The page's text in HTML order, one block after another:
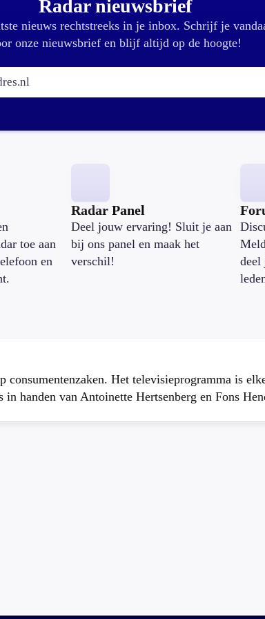
Radar nieuwsbrief
nieuws rechtstreeks in je inbox. Schrijf je
onze nieuwsbrief en blijf altijd op de hoogte!
E-mailadres:
toe aan
en
Radar Panel
Deel jouw ervaring! Sluit je aan
bij ons panel en maak het
verschil!
deel
Het televisieprogramma is
handen van Antoinette Hertsenberg en Fons